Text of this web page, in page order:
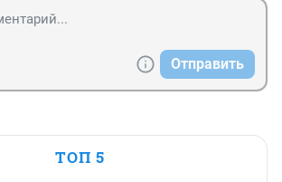
Отправить
ТОП 5